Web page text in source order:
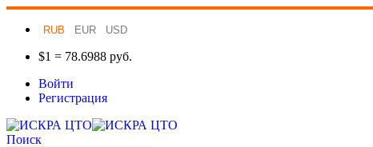
RUB EUR USD
$1 = 78.6988 руб.
Войти
Регистрация
Поиск